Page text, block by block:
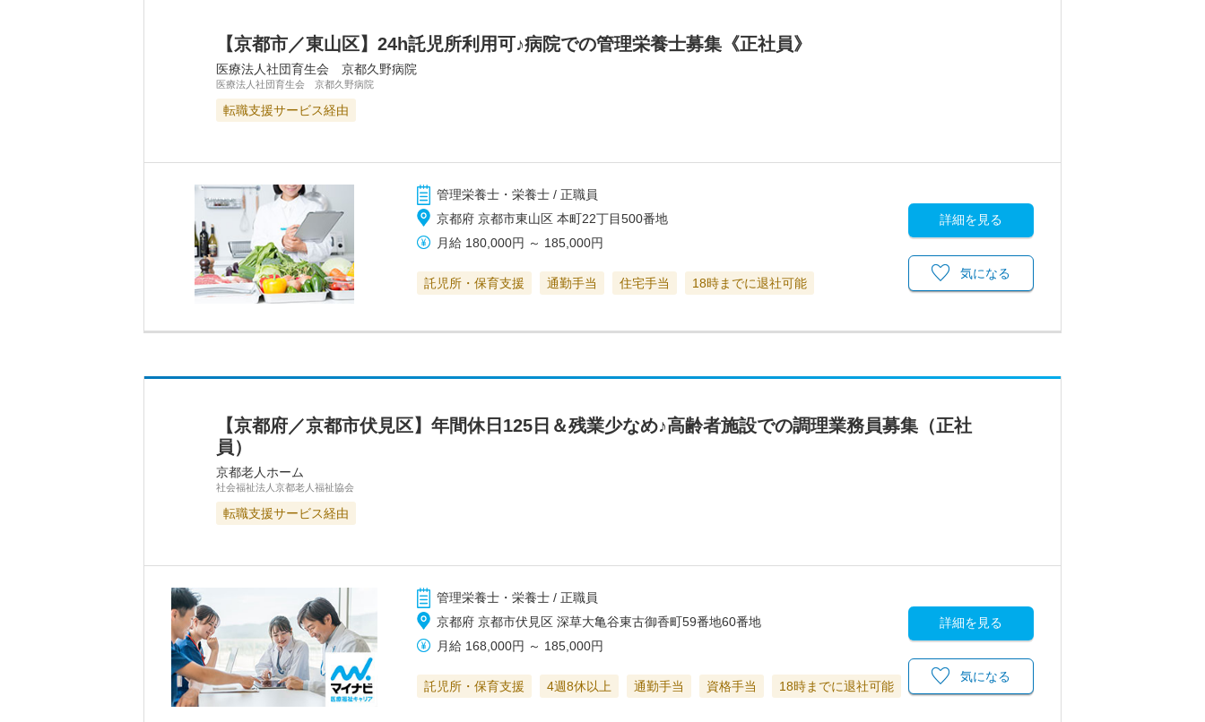
【京都市／東山区】24h託児所利用可♪病院での管理栄養士募集《正社員》
医療法人社団育生会 京都久野病院
医療法人社団育生会 京都久野病院
転職支援サービス経由
管理栄養士・栄養士 / 正職員
京都府 京都市東山区 本町22丁目500番地
月給 180,000円 ～ 185,000円
託児所・保育支援 通勤手当 住宅手当 18時までに退社可能
詳細を見る
気になる
【京都府／京都市伏見区】年間休日125日＆残業少なめ♪高齢者施設での調理業務員募集（正社
員）
京都老人ホーム
社会福祉法人京都老人福祉協会
転職支援サービス経由
管理栄養士・栄養士 / 正職員
京都府 京都市伏見区 深草大亀谷東古御香町59番地60番地
月給 168,000円 ～ 185,000円
託児所・保育支援 4週8休以上 通勤手当 資格手当 18時までに退社可能
詳細を見る
気になる